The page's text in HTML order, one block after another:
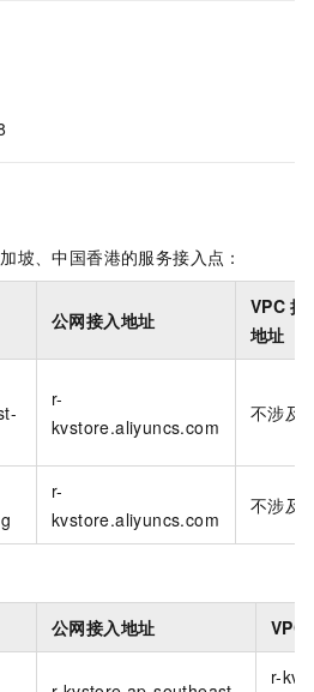
坡、中国香港的服务接入点：
公网接入地址
VPC 接
地址
r-
kvstore.aliyuncs.com
不涉及
r-
kvstore.aliyuncs.com
不涉及
公网接入地址 VPC
r-